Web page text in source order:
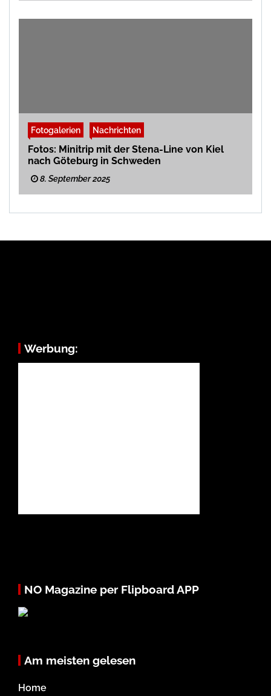
Fotogalerien Nachrichten
Fotos: Minitrip mit der Stena-Line von Kiel
nach Göteburg in Schweden
8. September 2025
Werbung:
NO Magazine per Flipboard APP
Am meisten gelesen
Home